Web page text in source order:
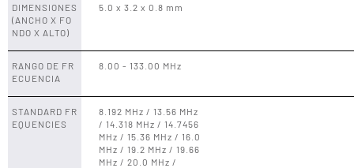
DIMENSIONES
(ANCHO X FO
NDO X ALTO)
5.0 x 3.2 x 0.8 mm
RANGO DE FR
ECUENCIA
8.00 - 133.00 MHz
STANDARD FR
EQUENCIES
8.192 MHz / 13.56 MHz
/ 14.318 MHz / 14.7456
MHz / 15.36 MHz / 16.0
MHz / 19.2 MHz / 19.66
MHz / 20.0 MHz /